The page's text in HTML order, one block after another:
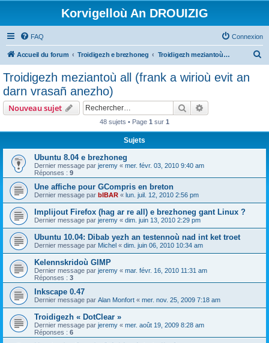
Korvigelloù An DROUIZIG
FAQ Connexion
Accueil du forum Troidigezh e brezhoneg Troidigezh meziantoù all (frank a wirioù evit an darn vrasañ anezho)
Troidigezh meziantoù all (frank a wirioù evit an
darn vrasañ anezho)
Nouveau sujet Rechercher
48 sujets • Page 1 sur 1
Sujets
Ubuntu 8.04 e brezhoneg
Dernier message par jeremy « mer. févr. 03, 2010 9:40 am
Réponses : 9
Une affiche pour GCompris en breton
Dernier message par bIBAR « lun. juil. 12, 2010 2:56 pm
Implijout Firefox (hag ar re all) e brezhoneg gant Linux ?
Dernier message par jeremy « dim. juin 13, 2010 2:29 pm
Ubuntu 10.04: Dibab yezh an testennoù nad int ket troet
Dernier message par Michel « dim. juin 06, 2010 10:34 am
Kelennskridoù GIMP
Dernier message par jeremy « mar. févr. 16, 2010 11:31 am
Réponses : 3
Inkscape 0.47
Dernier message par Alan Monfort « mer. nov. 25, 2009 7:18 am
Troidigezh « DotClear »
Dernier message par jeremy « mer. août 19, 2009 8:28 am
Réponses : 6